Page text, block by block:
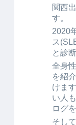
関西
す。
2020
ス
と診
全身
を紹
けま
い人
ログ
そし